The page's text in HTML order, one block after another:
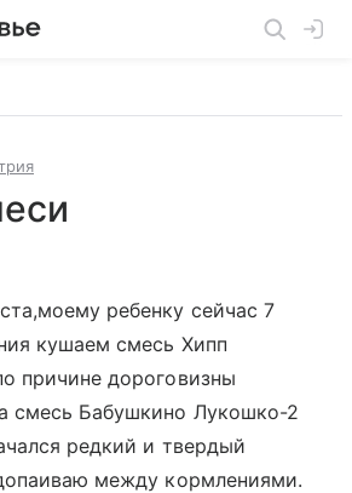
ребенку сейчас 7
кушаем смесь Хипп
причине дороговизны
смесь Бабушкино Лукошко-2
редкий и твердый
между кормлениями.